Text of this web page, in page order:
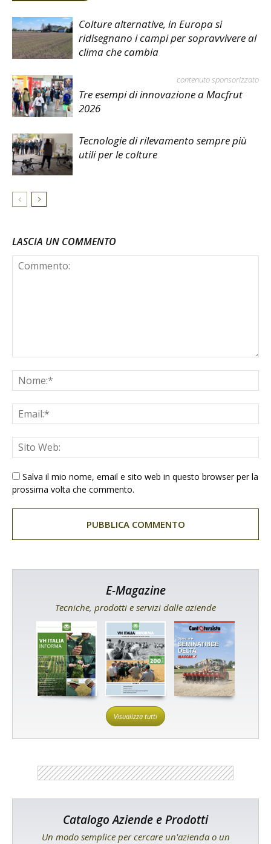
Colture alternative, in Europa si
ridisegnano i campi per sopravvivere al
clima che cambia
contenuto sponsorizzato
Tre esempi di innovazione a Macfrut
2026
Tecnologie di rilevamento sempre più
utili per le colture
LASCIA UN COMMENTO
Salva il mio nome, email e sito web in questo browser per la
prossima volta che commento.
E-Magazine
Tecniche, prodotti e servizi dalle aziende
Visualizza tutti
Catalogo Aziende e Prodotti
Un modo semplice per cercare un'azienda o un